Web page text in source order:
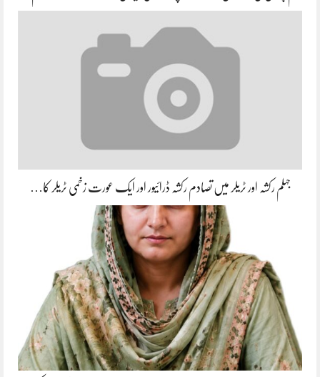
جہلم رکشہ اور ٹریلر میں تصادم رکشہ ڈرائیور اور ایک عورت زخمی ٹریلر کا…